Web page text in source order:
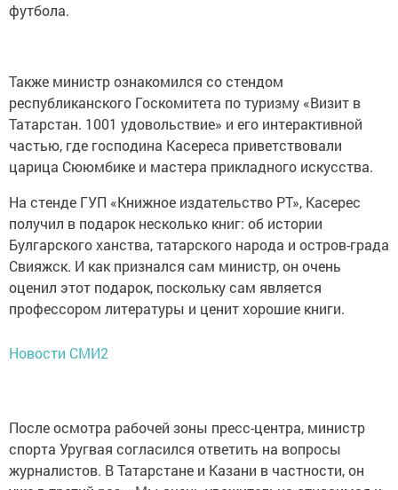
футбола.
Также министр ознакомился со стендом
республиканского Госкомитета по туризму «Визит в
Татарстан. 1001 удовольствие» и его интерактивной
частью, где господина Касереса приветствовали
царица Сююмбике и мастера прикладного искусства.
На стенде ГУП «Книжное издательство РТ», Касерес
получил в подарок несколько книг: об истории
Булгарского ханства, татарского народа и остров-града
Свияжск. И как признался сам министр, он очень
оценил этот подарок, поскольку сам является
профессором литературы и ценит хорошие книги.
Новости СМИ2
После осмотра рабочей зоны пресс-центра, министр
спорта Уругвая согласился ответить на вопросы
журналистов. В Татарстане и Казани в частности, он